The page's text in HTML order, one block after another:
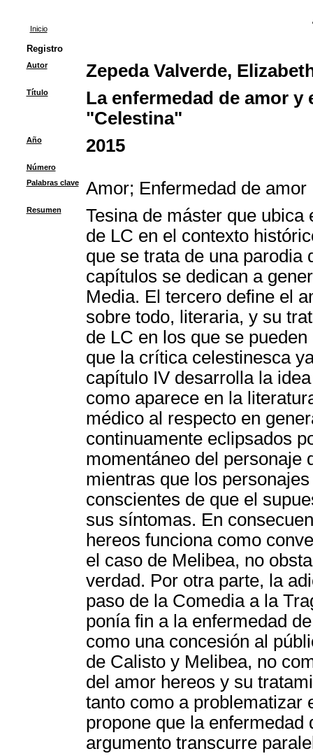
Inicio
Registro
Autor Zepeda Valverde,
Título
La enfermedad de amor y
"Celestina"
Año 2015
Número
Palabras clave
Amor; Enfermedad de amor
Resumen
Tesina de máster que
de LC en el contexto
que se trata de una parodia
capítulos se dedican a
Media. El tercero define el
sobre todo, literaria, y su
de LC en los que se
que la crítica celestinesca
capítulo IV desarrolla la
como aparece en la
médico al respecto en
continuamente eclipsados
momentáneo del personaje
mientras que los
conscientes de que el
sus síntomas. En
hereos funciona como
el caso de Melibea, no
verdad. Por otra parte, la
paso de la Comedia a la
ponía fin a la enfermedad
como una concesión al
de Calisto y Melibea, no
del amor hereos y su
tanto como a problematizar
propone que la
argumento transcurre